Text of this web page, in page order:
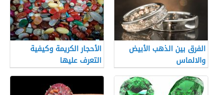
الفرق بين الذهب الأبيض
والالماس
الأحجار الكريمة وكيفية
التعرف عليها